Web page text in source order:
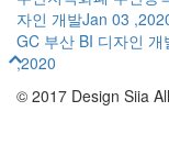
자인 개발Jan 03
GC 부산 BI 디자인 개
,2020
© 2017 Design Siia